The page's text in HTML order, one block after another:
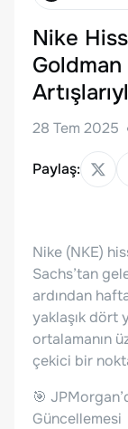
Nike
28 Tem 2025
Paylaş:
Nike (NKE)
Sachs’tan
ardından
yaklaşık dört
ortalamanın
çekici bir
🎯
Güncellemesi